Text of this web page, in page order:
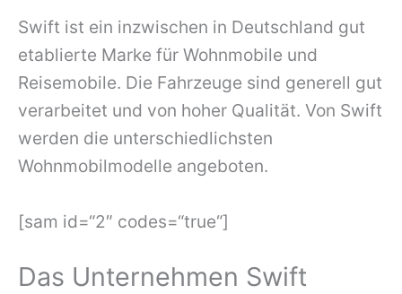
Swift ist ein inzwischen in Deutschland gut
etablierte Marke für Wohnmobile und
Reisemobile. Die Fahrzeuge sind generell gut
verarbeitet und von hoher Qualität. Von Swift
werden die unterschiedlichsten
Wohnmobilmodelle angeboten.
[sam id=“2″ codes=“true“]
Das Unternehmen Swift